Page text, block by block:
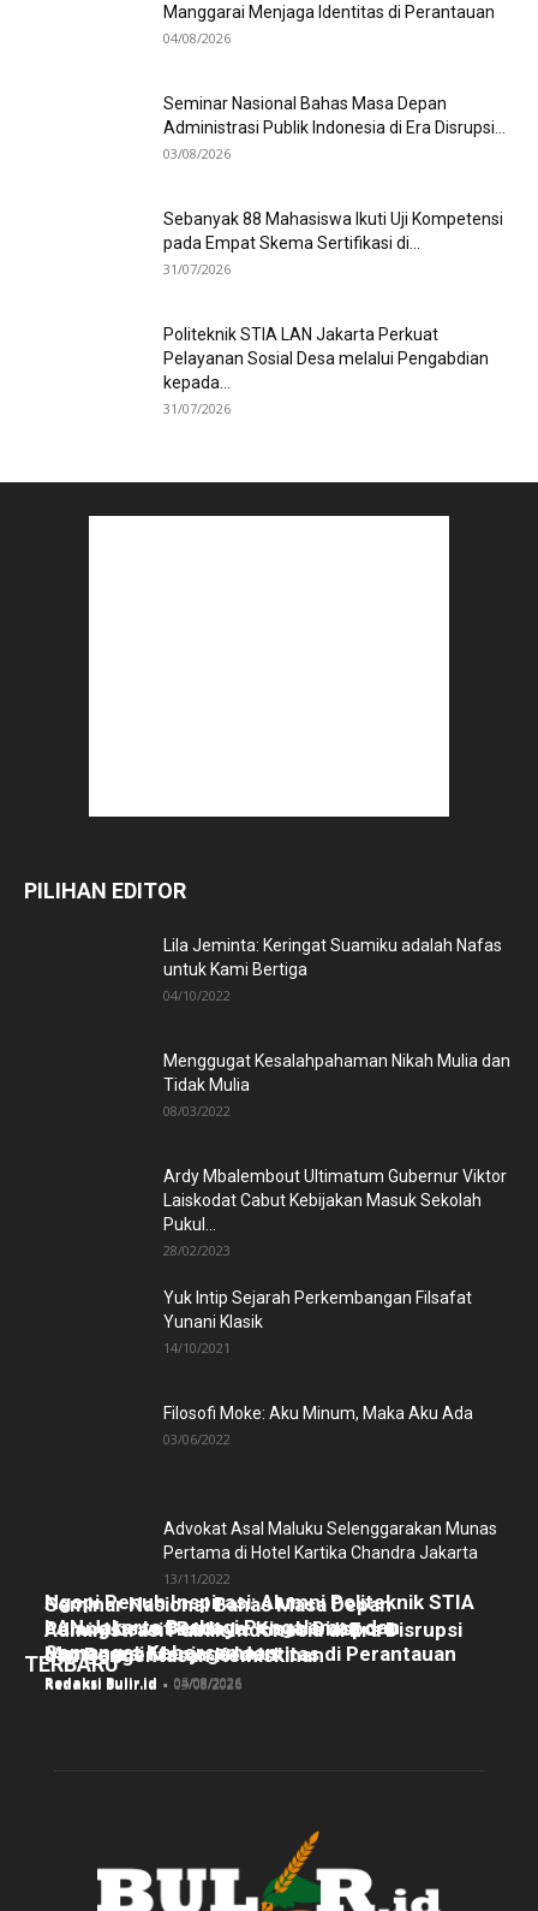
Manggarai Menjaga Identitas di Perantauan
04/08/2026
Seminar Nasional Bahas Masa Depan
Administrasi Publik Indonesia di Era Disrupsi...
03/08/2026
Sebanyak 88 Mahasiswa Ikuti Uji Kompetensi
pada Empat Skema Sertifikasi di...
31/07/2026
Politeknik STIA LAN Jakarta Perkuat
Pelayanan Sosial Desa melalui Pengabdian
kepada...
31/07/2026
PILIHAN EDITOR
Lila Jeminta: Keringat Suamiku adalah Nafas
untuk Kami Bertiga
04/10/2022
Menggugat Kesalahpahaman Nikah Mulia dan
Tidak Mulia
08/03/2022
Ardy Mbalembout Ultimatum Gubernur Viktor
Laiskodat Cabut Kebijakan Masuk Sekolah
Pukul...
28/02/2023
Yuk Intip Sejarah Perkembangan Filsafat
Yunani Klasik
14/10/2021
Filosofi Moke: Aku Minum, Maka Aku Ada
03/06/2022
Advokat Asal Maluku Selenggarakan Munas
Pertama di Hotel Kartika Chandra Jakarta
13/11/2022
TERBARU
Ngopi Penuh Inspirasi: Alumni Politeknik STIA
LAN Jakarta Berbagi Pengalaman dan
Semangat Kebersamaan
Redaksi Bulir.id - 05/08/2026
Pulang Lewat Budaya: Kisah Diaspora
Manggarai Menjaga Identitas di Perantauan
Redaksi Bulir.id - 04/08/2026
Seminar Nasional Bahas Masa Depan
Administrasi Publik Indonesia di Era Disrupsi
dan Pengentasan Kemiskinan
Redaksi Bulir.id - 03/08/2026